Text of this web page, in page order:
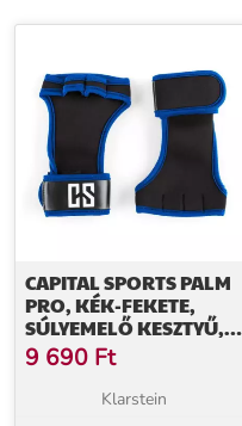
CAPITAL SPORTS PALM
PRO, KÉK-FEKETE,
SÚLYEMELŐ KESZTYŰ, S
MÉRETŰ
9 690 Ft
Klarstein